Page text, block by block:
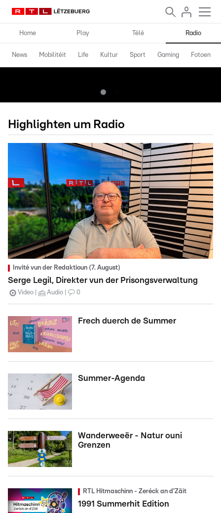
Home Play Télé Radio
News Mobilitéit Life Kultur Sport Gaming Fotoen
Highlighten um Radio
Invité vun der Redaktioun (7. August)
Serge Legil, Direkter vun der Prisongsverwaltung
Video Audio 0
Frech duerch de Summer
Summer-Agenda
Wanderweeër - Natur ouni
Grenzen
RTL Hitmaschinn - Zeréck an d'Zäit
1991 Summerhit Edition